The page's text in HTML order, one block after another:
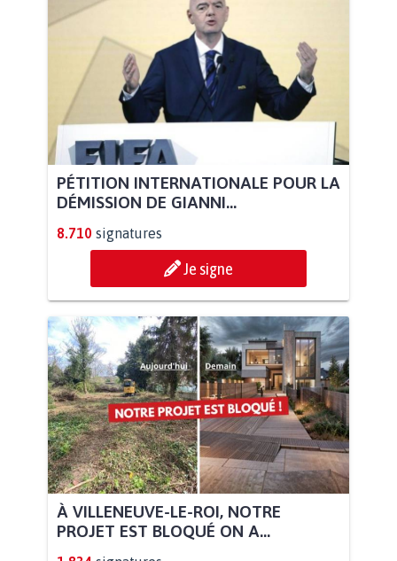
PÉTITION INTERNATIONALE POUR LA
DÉMISSION DE GIANNI...
8.710 signatures
Je signe
À VILLENEUVE-LE-ROI, NOTRE
PROJET EST BLOQUÉ ON A...